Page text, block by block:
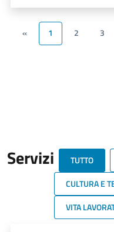
« 1 2 3
Servizi TUTTO
CULTURA E
VITA